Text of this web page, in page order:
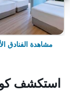
مشاهدة الفنادق
استكشف